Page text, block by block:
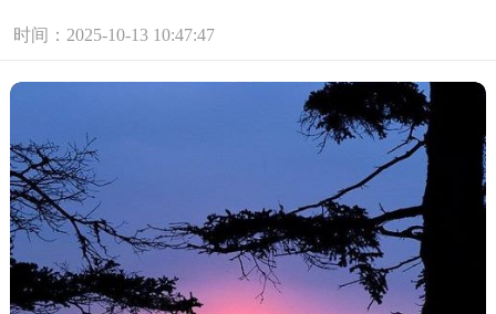
时间：2025-10-13 10:47:47